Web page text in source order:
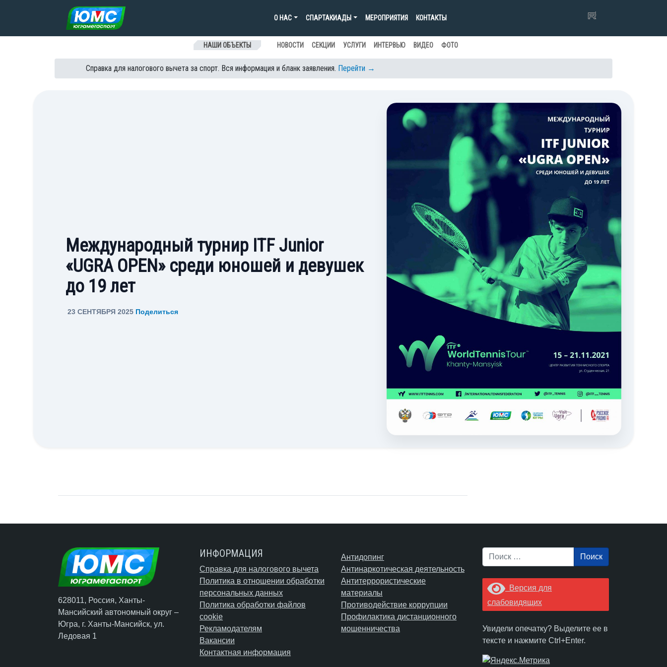
Перейти к содержанию
О НАС СПАРТАКИАДЫ МЕРОПРИЯТИЯ КОНТАКТЫ
НАШИ ОБЪЕКТЫ НОВОСТИ СЕКЦИИ УСЛУГИ ИНТЕРВЬЮ ВИДЕО ФОТО
Справка для налогового вычета за спорт. Вся информация и бланк заявления. Перейти →
Международный турнир ITF Junior
«UGRA OPEN» среди юношей и девушек
до 19 лет
23 СЕНТЯБРЯ 2025 Поделиться
628011, Россия, Ханты-
Мансийский автономный округ –
Югра, г. Ханты-Мансийск, ул.
Ледовая 1
ИНФОРМАЦИЯ
Справка для налогового вычета
Политика в отношении обработки
персональных данных
Политика обработки файлов
cookie
Рекламодателям
Вакансии
Контактная информация
Антидопинг
Антинаркотическая деятельность
Антитеррористические
материалы
Противодействие коррупции
Профилактика дистанционного
мошенничества
Поиск
Версия для
слабовидящих
Увидели опечатку? Выделите ее в
тексте и нажмите Ctrl+Enter.